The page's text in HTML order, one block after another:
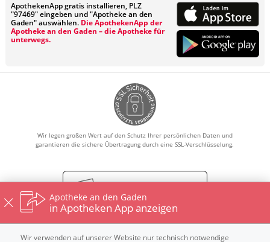
ApothekenApp gratis installieren, PLZ
"97469" eingeben und "Apotheke an den
Gaden" auswählen. Die ApothekenApp der
Apotheke an den Gaden – die Apotheke für
unterwegs.
Wir legen großen Wert auf den Schutz Ihrer persönlichen Daten und
garantieren die sichere Übertragung durch eine SSL-Verschlüsselung.
Vertrag widerrufen
Apotheke an den Gaden
in Apotheken App anzeigen
Wir verwenden auf unserer Website nur technisch notwendige